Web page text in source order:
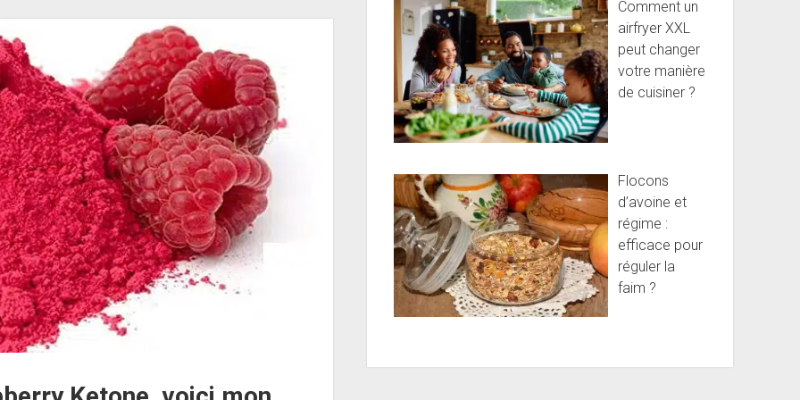
Comment un
airfryer XXL
peut changer
votre manière
de cuisiner ?
Flocons
d’avoine et
régime :
efficace pour
réguler la
faim ?